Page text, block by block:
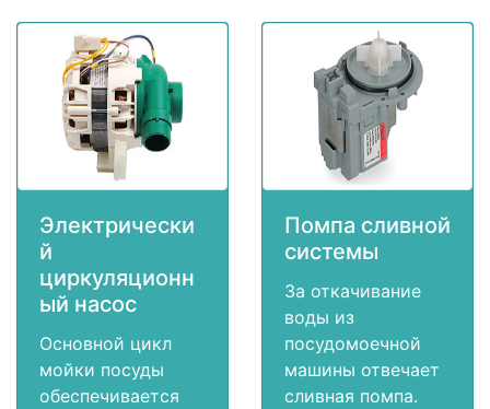
Электрически
й
циркуляционн
ый насос
Основной цикл
мойки посуды
обеспечивается
Помпа сливной
системы
За откачивание
воды из
посудомоечной
машины отвечает
сливная помпа.